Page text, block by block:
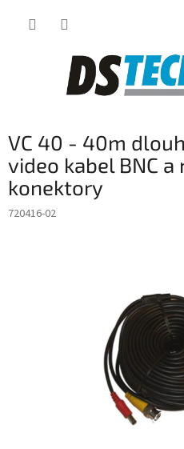
VC 40 - 40m
video kabel BNC a
konektory
720416-02